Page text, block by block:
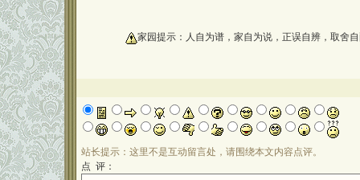
家园提示：人自为谱，家自为说，正误自辨，取舍
站长提示：这里不是互动留言处，请围绕本文内容点评。
点 评：